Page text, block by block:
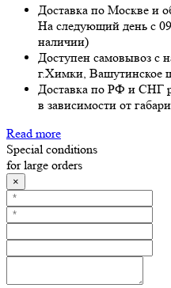
Доставка по Москве и
На следующий день с
наличии)
Доступен самовывоз с
г.Химки, Вашутинское
Доставка по РФ и СНГ
в зависимости от
Read more
Special conditions
for large orders
×